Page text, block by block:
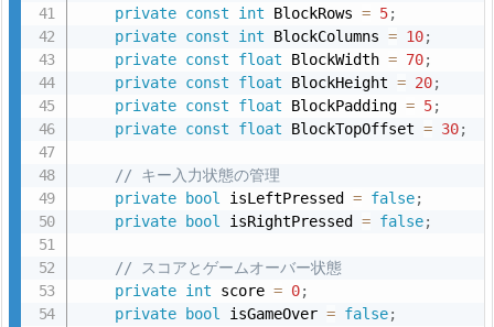
力
処
5.
3.
3.
ケ
ン
private const int BlockRows = 5;
private const int BlockColumns = 10;
private const float BlockWidth = 70;
private const float BlockHeight = 20;
private const float BlockPadding = 5;
private const float BlockTopOffset = 30;
// キー入力状態の管理
private
bool isLeftPressed = false;
private
bool isRightPressed = false;
// スコアとゲームオーバー状態
private int score = 0;
private
bool isGameOver = false;